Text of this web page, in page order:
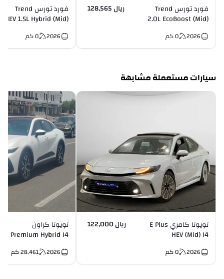
فورد تورس Trend
2.0L EcoBoost (Mid)
ريال 128,565
2026
0كم
فورد تورس Trend
HEV 1.5L Hybrid (Mid)
2026
0كم
سيارات مستعملة مشابهة
تويوتا كامري E Plus
HEV (Mid) I4
ريال 122,000
2026
0كم
تويوتا كراون
Premium Hybrid I4
2026
28,461كم